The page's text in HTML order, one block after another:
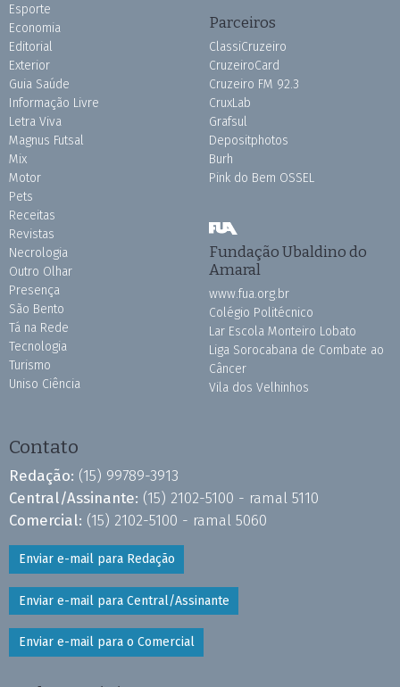
Esporte
Economia
Editorial
Exterior
Guia Saúde
Informação Livre
Letra Viva
Magnus Futsal
Mix
Motor
Pets
Receitas
Revistas
Necrologia
Outro Olhar
Presença
São Bento
Tá na Rede
Tecnologia
Turismo
Uniso Ciência
Parceiros
ClassiCruzeiro
CruzeiroCard
Cruzeiro FM 92.3
CruxLab
Grafsul
Depositphotos
Burh
Pink do Bem OSSEL
Fundação Ubaldino do
Amaral
www.fua.org.br
Colégio Politécnico
Lar Escola Monteiro Lobato
Liga Sorocabana de Combate ao
Câncer
Vila dos Velhinhos
Contato
Redação: (15) 99789-3913
Central/Assinante: (15) 2102-5100 - ramal 5110
Comercial: (15) 2102-5100 - ramal 5060
Enviar e-mail para Redação
Enviar e-mail para Central/Assinante
Enviar e-mail para o Comercial